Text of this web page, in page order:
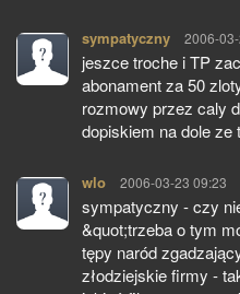
sympatyczny pisze:
2006-
jeszce troche i TP
abonament za 50
rozmowy przez caly
dopiskiem na dole ze
wlo pisze:
2006-03-23 09:23
sympatyczny - czy
&quot;trzeba o tym
tępy naród
złodziejskie firmy -